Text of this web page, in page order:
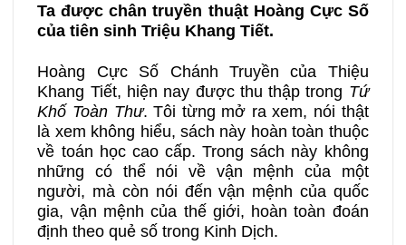
Ta được chân truyền thuật Hoàng Cực Số
của tiên sinh Triệu Khang Tiết.
Hoàng Cực Số Chánh Truyền của Thiệu
Khang Tiết, hiện nay được thu thập trong Tứ
Khố Toàn Thư. Tôi từng mở ra xem, nói thật
là xem không hiểu, sách này hoàn toàn thuộc
về toán học cao cấp. Trong sách này không
những có thể nói về vận mệnh của một
người, mà còn nói đến vận mệnh của quốc
gia, vận mệnh của thế giới, hoàn toàn đoán
định theo quẻ số trong Kinh Dịch.